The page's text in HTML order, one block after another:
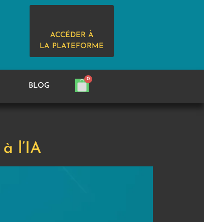
ACCÉDER À
LA PLATEFORME
BLOG
l’IA